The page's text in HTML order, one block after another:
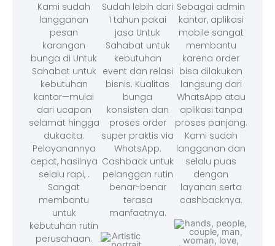
Kami sudah
langganan
pesan
karangan
bunga di Untuk
Sahabat untuk
kebutuhan
kantor—mulai
dari ucapan
selamat hingga
dukacita.
Pelayanannya
cepat, hasilnya
selalu rapi, .
Sangat
membantu
untuk
kebutuhan rutin
perusahaan.
Sudah lebih dari
1 tahun pakai
jasa Untuk
Sahabat untuk
kebutuhan
event dan relasi
bisnis. Kualitas
bunga
konsisten dan
proses order
super praktis via
WhatsApp.
Cashback untuk
pelanggan rutin
benar-benar
terasa
manfaatnya.
Sebagai admin
kantor, aplikasi
mobile sangat
membantu
karena order
bisa dilakukan
langsung dari
WhatsApp atau
aplikasi tanpa
proses panjang.
Kami sudah
langganan dan
selalu puas
dengan
layanan serta
cashbacknya.